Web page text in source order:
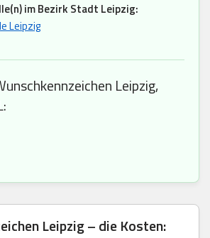
im Bezirk Stadt Leipzig:
Leipzig
Leipzig,
Leipzig – die Kosten: